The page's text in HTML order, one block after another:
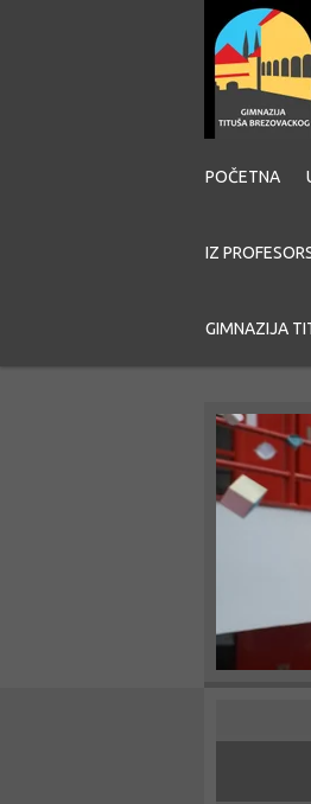
POČETNA
IZ
GIMNAZIJA